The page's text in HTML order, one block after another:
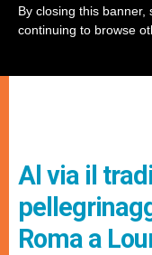
Al via il
Roma a
By closing this
continuing to browse